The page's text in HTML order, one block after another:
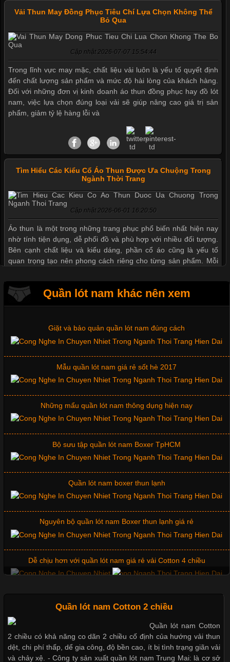
Vải Thun May Đồng Phục Tiêu Chí Lựa Chọn Không Thể
Bỏ Qua
Cập nhật 2026-07-07 15:54:44
Trong lĩnh vực may mặc, chất liệu vải luôn là yếu tố quyết định
đến chất lượng sản phẩm và mức độ hài lòng của khách hàng.
Đối với những đơn vị kinh doanh áo thun đồng phục hay đồ lót
nam, việc lựa chọn đúng loại vải sẽ giúp nâng cao giá trị sản
phẩm, giảm tỷ lệ hàng lỗi và
Tìm Hiểu Các Kiểu Cổ Áo Thun Được Ưa Chuộng Trong
Ngành Thời Trang
Cập nhật 2026-06-01 16:20:50
Áo thun là một trong những trang phục phổ biến nhất hiện nay
nhờ tính tiện dụng, dễ phối đồ và phù hợp với nhiều đối tượng.
Bên cạnh chất liệu và kiểu dáng, phần cổ áo cũng là yếu tố
quan trọng tạo nên phong cách riêng cho từng sản phẩm. Mỗi
Những Mẫu Áo Thun Đồng Phục Công Ty Được Ưa
Chuộng Hiện Nay
Cập nhật 2026-06-01 14:23:34
chuyên nghiệp đóng vai trò quan trọng đối với sự phát triển của
doanh nghiệp. Một trong những giải pháp hiệu quả được nhiều
đơn vị lựa chọn hiện nay là sử dụng áo thun đồng phục công ty.
Chất Liệu Lycra Có Gì Đặc Biệt Trong Ngành Thời Trang?
Cập nhật 2026-05-27 17:03:46
Vải Lycra Là Gì? Chất Liệu Co Giãn Được Ưa Chuộng Trong
Ngành May Mặc Trong ngành thời trang hiện đại, các loại vải có
khả năng co giãn tốt ngày càng được ưa chuộng nhằm mang lại
cảm giác thoải mái cho người mặc. Trong đó, vải Lycra là một
trong những chất liệu nổi bật nhờ độ đàn hồi cao,
Chất Liệu Bamboo Xu Hướng Mới Trong Ngành Thời Trang
Cập nhật 2026-05-21 14:59:25
Quần lót nam khác nên xem
Mẫu quần short quần lót nam nữ hè thu 2017
Thị hiều quần lót nam bơi lội nam và nữ 2017
Xu hướng thời trang trẻ và quần lót nam giá sỉ
Giặt và bảo quản quần lót nam đúng cách
Mẫu quần lót nam giá rẻ sốt hè 2017
Những mẩu quần lót nam thông dụng hiện nay
Bộ sưu tập quần lót nam Boxer TpHCM
Quần lót nam boxer thun lạnh
Nguyên bộ quần lót nam Boxer thun lạnh giá rẻ
Dễ chịu hơn với quần lót nam giá rẻ vải Cotton 4 chiều
Thị hiều quần lót nam bơi lội nam và nữ 2017
Quần lót nam Cotton 2 chiều
Quần lót nam Cotton
2 chiều có khả năng co dãn 2 chiều cố định của hướng vải thun
dệt, chi phí thấp, dể gia công, độ bền cao, ít bị tình trạng giãn vải
và chảy xệ. - Công ty sản xuất quần lót nam Trung Mai: là cơ sở